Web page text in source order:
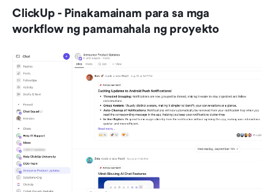
ClickUp - Pinakamainam para sa mga
workflow ng pamamahala ng proyekto